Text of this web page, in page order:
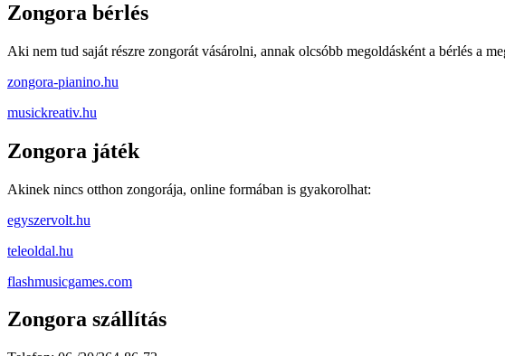
Zongora bérlés
Aki nem tud saját részre zongorát vásárolni, annak olcsóbb megoldásként a bérlés a
zongora-pianino.hu
musickreativ.hu
Zongora játék
Akinek nincs otthon zongorája, online formában is gyakorolhat:
egyszervolt.hu
teleoldal.hu
flashmusicgames.com
Zongora szállítás